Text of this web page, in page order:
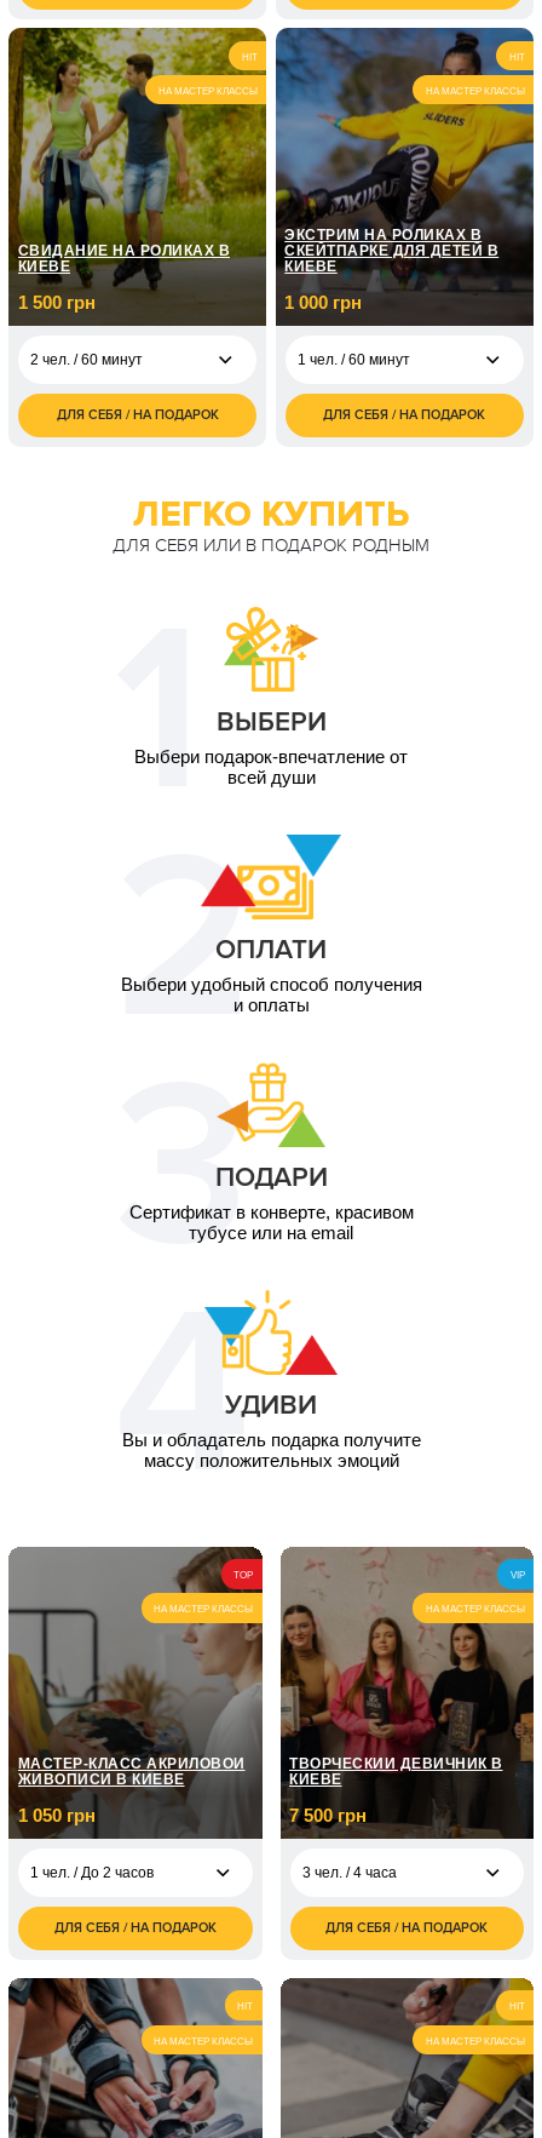
грн
2 чел. / 2 часа
1 900
грн
грн
2 чел. / 2 часа
2 500
грн
HIT
НА МАСТЕР КЛАССЫ
СВИДАНИЕ НА РОЛИКАХ В
КИЕВЕ
1 500 грн
2 чел. / 60 минут
1 500
грн
ДЛЯ СЕБЯ / НА ПОДАРОК
HIT
НА МАСТЕР КЛАССЫ
ЭКСТРИМ НА РОЛИКАХ В
СКЕЙТПАРКЕ ДЛЯ ДЕТЕЙ В
КИЕВЕ
1 000 грн
1 чел. / 60 минут
1 000
грн
ДЛЯ СЕБЯ / НА ПОДАРОК
ЛЕГКО КУПИТЬ
ДЛЯ СЕБЯ ИЛИ В ПОДАРОК РОДНЫМ
ВЫБЕРИ
Выбери подарок-впечатление от
всей души
ОПЛАТИ
Выбери удобный способ получения
и оплаты
ПОДАРИ
Сертификат в конверте, красивом
тубусе или на email
УДИВИ
Вы и обладатель подарка получите
массу положительных эмоций
TOP
НА МАСТЕР КЛАССЫ
МАСТЕР-КЛАСС АКРИЛОВОЙ
ЖИВОПИСИ В КИЕВЕ
1 050 грн
1 чел. / До 2 часов
1 050
грн
2 чел. / До 3 часов
2 100
грн
ДЛЯ СЕБЯ / НА ПОДАРОК
VIP
НА МАСТЕР КЛАССЫ
ТВОРЧЕСКИЙ ДЕВИЧНИК В
КИЕВЕ
7 500 грн
3 чел. / 4 часа
7 500
грн
5 чел. / 4 часа
12 500
грн
ДЛЯ СЕБЯ / НА ПОДАРОК
HIT
НА МАСТЕР КЛАССЫ
HIT
НА МАСТЕР КЛАССЫ